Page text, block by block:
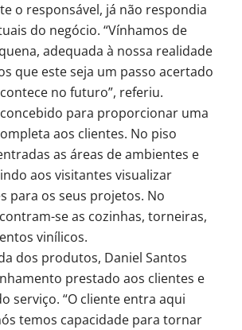
o responsável, já não respondia
do negócio. “Vínhamos de
adequada à nossa realidade
que este seja um passo acertado
no futuro”, referiu.
para proporcionar uma
aos clientes. No piso
as áreas de ambientes e
aos visitantes visualizar
para os seus projetos. No
se as cozinhas, torneiras,
vinílicos.
dos produtos, Daniel Santos
prestado aos clientes e
serviço. “O cliente entra aqui
temos capacidade para tornar